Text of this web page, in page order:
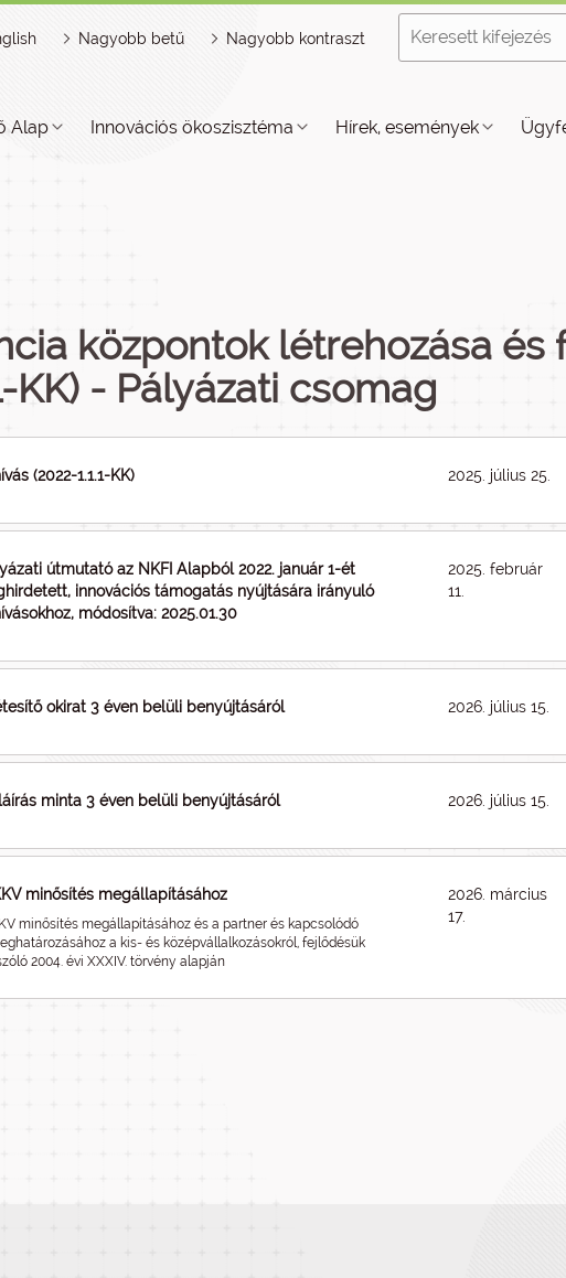
Nagyobb betű Nagyobb kontraszt
Alap Innovációs ökoszisztéma Hírek, események
központok létrehozása és
KK) - Pályázati csomag
(2022-1.1.1-KK) 2025. július 25.
útmutató az NKFI Alapból 2022. január 1-ét
innovációs támogatás nyújtására irányuló
módosítva: 2025.01.30
2025. február
11.
okirat 3 éven belüli benyújtásáról 2026. július 15.
minta 3 éven belüli benyújtásáról 2026. július 15.
minősítés megállapításához
minősítés megállapításához és a partner és kapcsolódó
a kis- és középvállalkozásokról, fejlődésük
2004. évi XXXIV. törvény alapján
2026. március
17.